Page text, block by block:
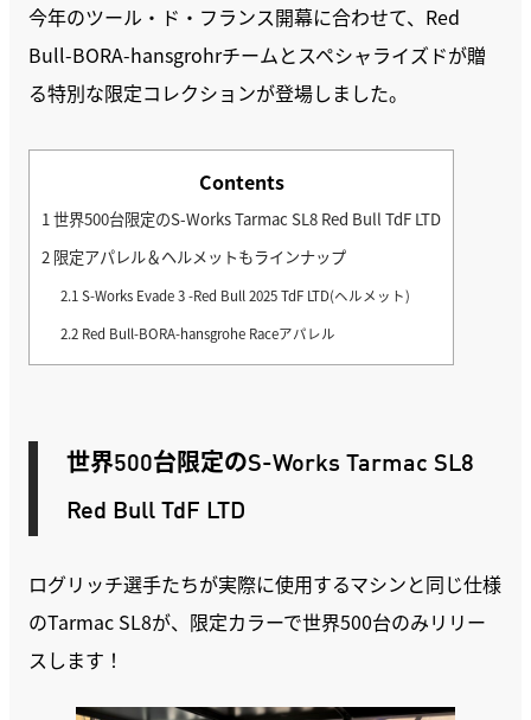
今年のツール・ド・フランス開幕に合わせて、Red
Bull-BORA-hansgrohrチームとスペシャライズドが贈
る特別な限定コレクションが登場しました。
Contents
1 世界500台限定のS-Works Tarmac SL8 Red Bull TdF LTD
2 限定アパレル＆ヘルメットもラインナップ
2.1 S-Works Evade 3 -Red Bull 2025 TdF LTD(ヘルメット)
2.2 Red Bull-BORA-hansgrohe Raceアパレル
世界500台限定のS-Works Tarmac SL8
Red Bull TdF LTD
ログリッチ選手たちが実際に使用するマシンと同じ仕様
のTarmac SL8が、限定カラーで世界500台のみリリー
スします！